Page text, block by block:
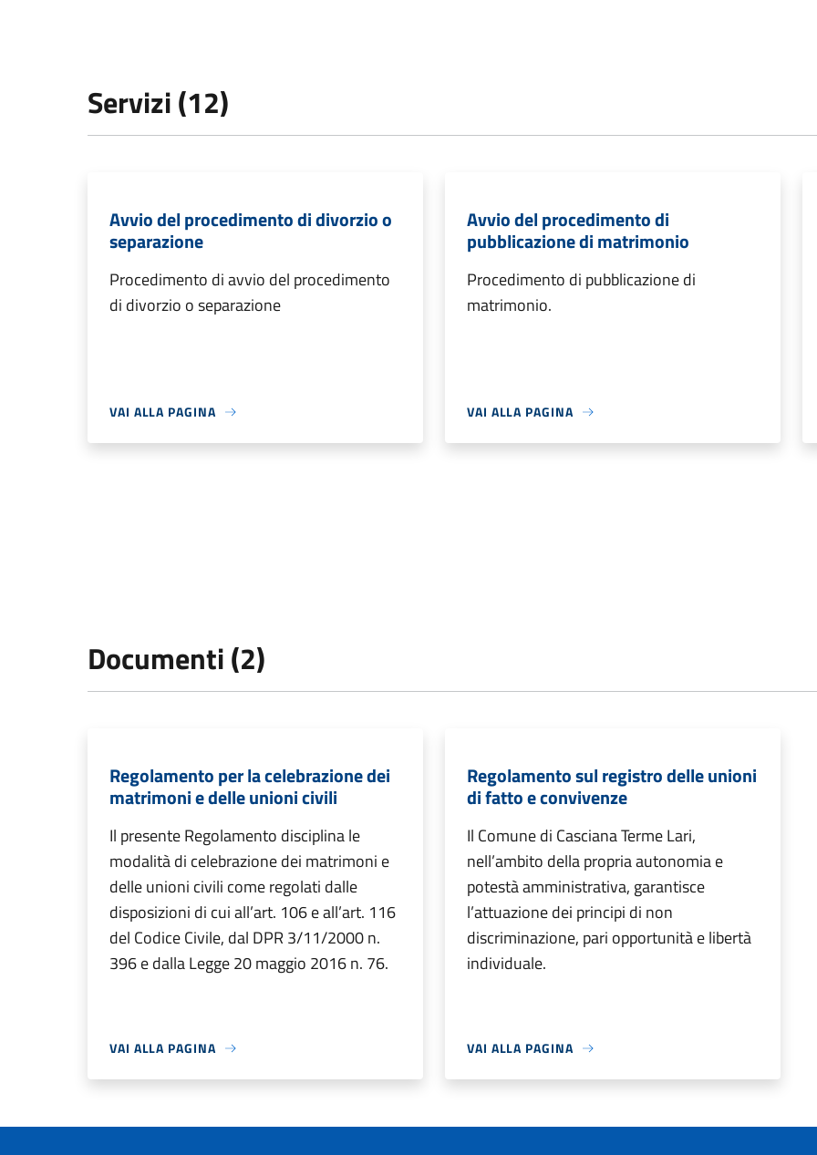
Servizi (12)
Avvio del procedimento di divorzio o
separazione
Procedimento di avvio del procedimento
di divorzio o separazione
VAI ALLA PAGINA
Avvio del procedimento di
pubblicazione di matrimonio
Procedimento di pubblicazione di
matrimonio.
VAI ALLA PAGINA
Documenti (2)
Regolamento per la celebrazione dei
matrimoni e delle unioni civili
Il presente Regolamento disciplina le
modalità di celebrazione dei matrimoni e
delle unioni civili come regolati dalle
disposizioni di cui all’art. 106 e all’art. 116
del Codice Civile, dal DPR 3/11/2000 n.
396 e dalla Legge 20 maggio 2016 n. 76.
VAI ALLA PAGINA
Regolamento sul registro delle unioni
di fatto e convivenze
Il Comune di Casciana Terme Lari,
nell’ambito della propria autonomia e
potestà amministrativa, garantisce
l’attuazione dei principi di non
discriminazione, pari opportunità e libertà
individuale.
VAI ALLA PAGINA